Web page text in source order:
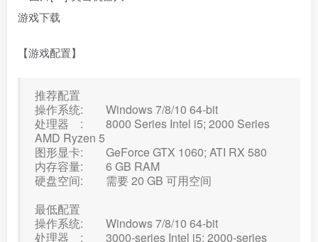
【游戏配置】
推荐配置
操作系统: Windows 7/8/10 64-bit
处理器 : 8000 Series Intel i5; 2000 Series
AMD Ryzen 5
图形显卡: GeForce GTX 1060; ATI RX 580
内存容量: 6 GB RAM
硬盘空间: 需要 20 GB 可用空间
最低配置
操作系统: Windows 7/8/10 64-bit
处理器 : 3000-series Intel i5; 2000-series